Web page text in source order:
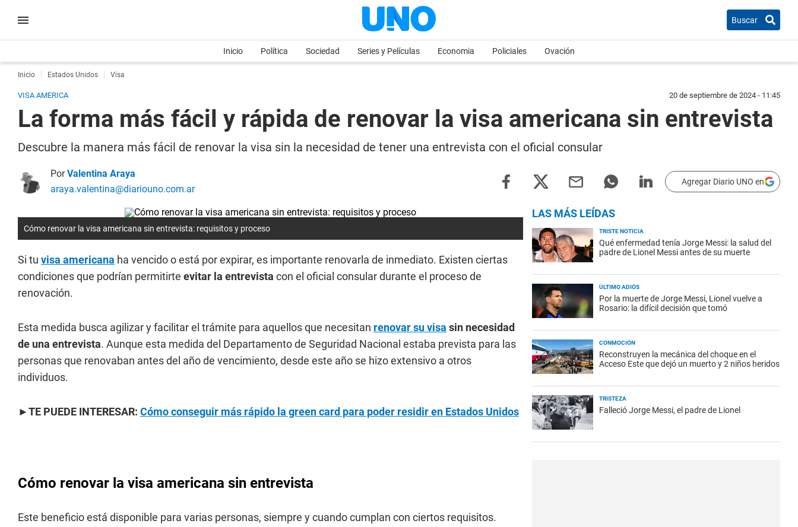
Buscar
Inicio Política Sociedad Series y Películas Economia Policiales Ovación
Inicio Estados Unidos Visa
VISA AMERICA 20 de septiembre de 2024 - 11:45
La forma más fácil y rápida de renovar la visa americana sin entrevista
Descubre la manera más fácil de renovar la visa sin la necesidad de tener una entrevista con el oficial consular
PorValentina Araya
araya.valentina@diariouno.com.ar
Agregar Diario UNO en
Cómo renovar la visa americana sin entrevista: requisitos y proceso
Si tu visa americana ha vencido o está por expirar, es importante renovarla de inmediato. Existen ciertas
condiciones que podrían permitirte evitar la entrevista con el oficial consular durante el proceso de
renovación.
Esta medida busca agilizar y facilitar el trámite para aquellos que necesitan renovar su visa sin necesidad
de una entrevista. Aunque esta medida del Departamento de Seguridad Nacional estaba prevista para las
personas que renovaban antes del año de vencimiento, desde este año se hizo extensivo a otros
individuos.
►TE PUEDE INTERESAR: Cómo conseguir más rápido la green card para poder residir en Estados Unidos
Cómo renovar la visa americana sin entrevista
Este beneficio está disponible para varias personas, siempre y cuando cumplan con ciertos requisitos.
LAS MÁS LEÍDAS
TRISTE NOTICIA
Qué enfermedad tenía Jorge Messi: la salud del
padre de Lionel Messi antes de su muerte
ÚLTIMO ADIÓS
Por la muerte de Jorge Messi, Lionel vuelve a
Rosario: la difícil decisión que tomó
CONMOCIÓN
Reconstruyen la mecánica del choque en el
Acceso Este que dejó un muerto y 2 niños heridos
TRISTEZA
Falleció Jorge Messi, el padre de Lionel